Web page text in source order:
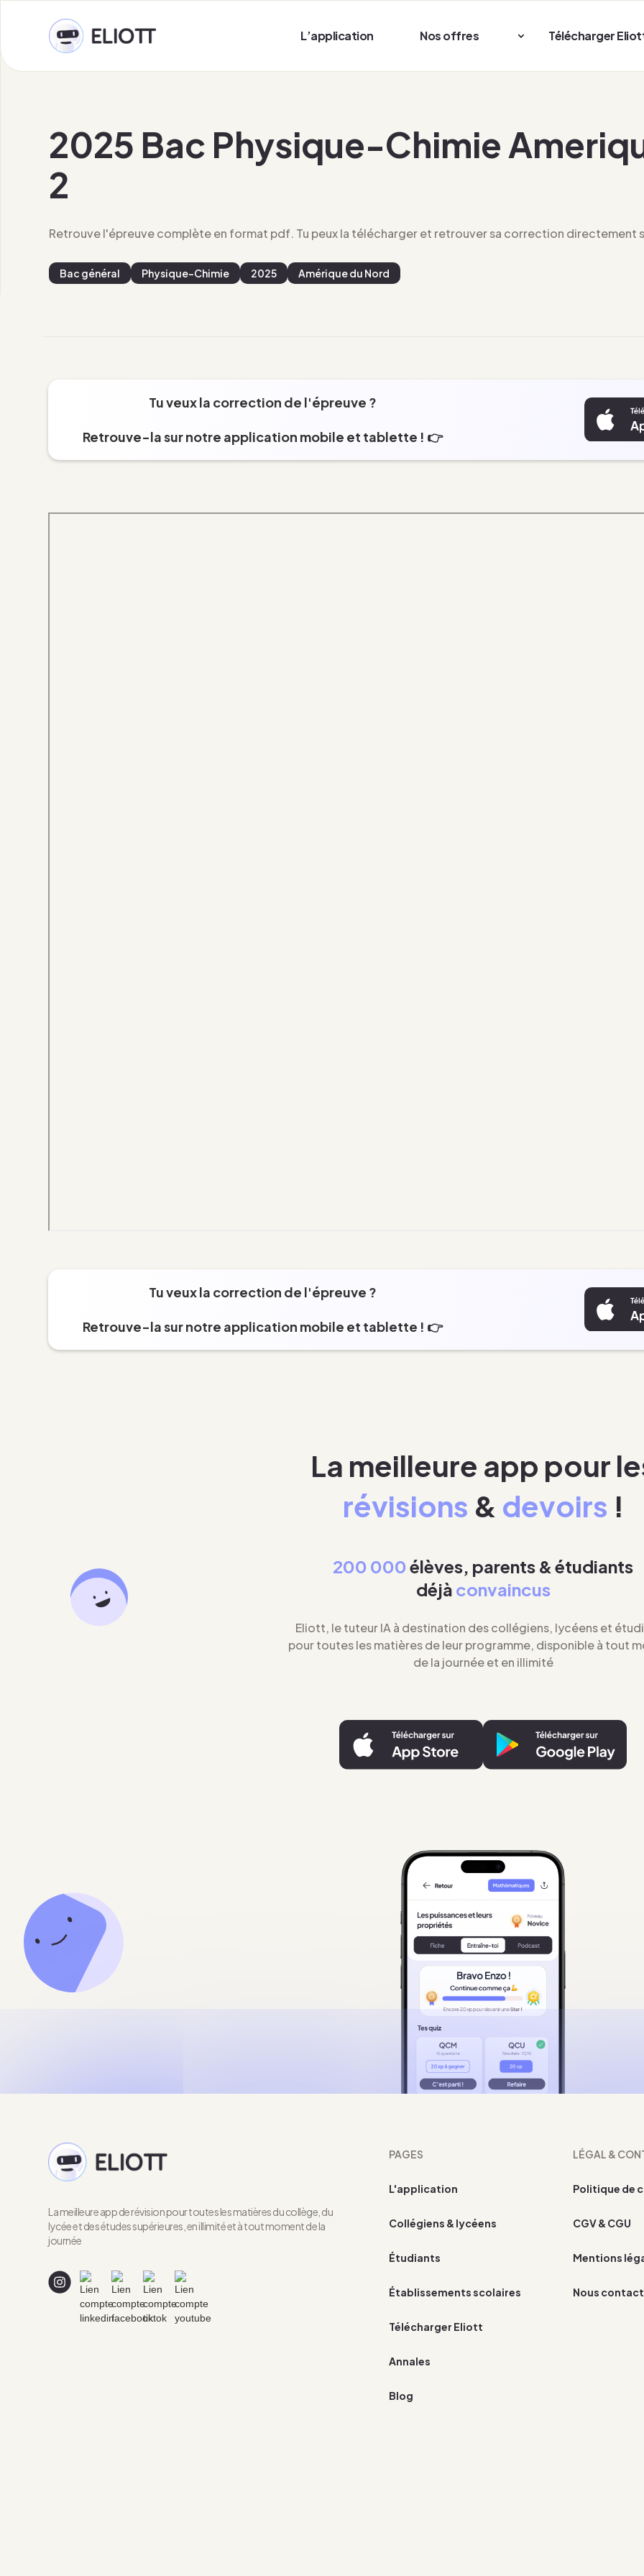
L’application Nos offres Télécharger
2025 Bac Physique-Chimie
2
Retrouve l'épreuve complète en format pdf. Tu peux la télécharger et retrouver sa correction directement
Bac général Physique-Chimie 2025 Amérique du Nord
Tu veux la correction de l'épreuve ?
Retrouve-la sur notre application mobile et tablette ! 👉
Tu veux la correction de l'épreuve ?
Retrouve-la sur notre application mobile et tablette ! 👉
La meilleure app pour
révisions & devoirs !
200 000élèves, parents & étudiants
déjà convaincus
Eliott, le tuteur IA à destination des collégiens, lycéens et
pour toutes les matières de leur programme, disponible à tout
de la journée et en illimité
La meilleure app de révision pour toutes les matières du collège, du
lycée et des études supérieures, en illimité et à tout moment de la
journée
PAGES
L'application
Collégiens & lycéens
Étudiants
Établissements scolaires
Télécharger Eliott
Annales
Blog
LÉGAL &
Politique de
CGV & CGU
Mentions
Nous